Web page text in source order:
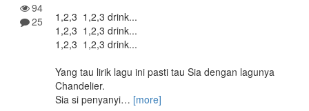
94
25
1,2,3 1,2,3 drink...
1,2,3 1,2,3 drink...
1,2,3 1,2,3 drink...
Yang tau lirik lagu ini pasti tau Sia dengan lagunya
Chandelier.
Sia si penyanyi… [more]